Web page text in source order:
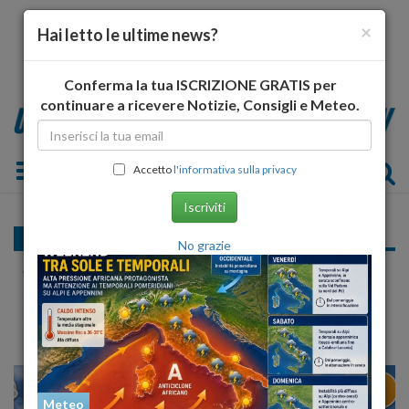
Toggle navigation
Aeroporto d'Abruzzo, Esordio Positivo per
lo scalo Abruzzese
30 VENEZIA 25
×
Hai letto le ultime news?
Conferma la tua ISCRIZIONE GRATIS per
continuare a ricevere Notizie, Consigli e Meteo.
Accettol'informativa sulla privacy
Iscriviti
No grazie
Meteo